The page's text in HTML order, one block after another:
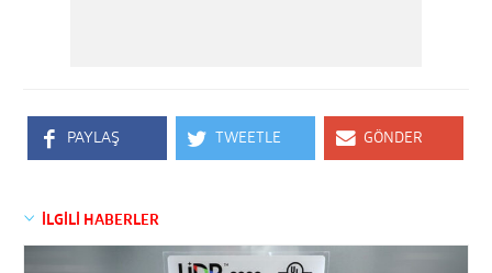
PAYLAŞ TWEETLE GÖNDER
İLGİLİ HABERLER